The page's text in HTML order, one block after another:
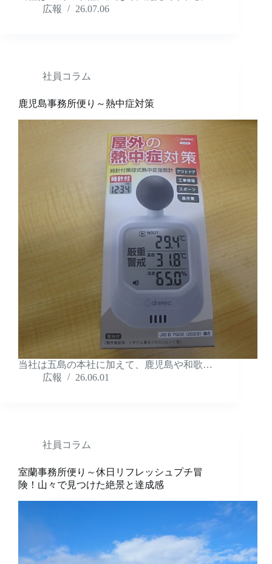
広報
26.07.06
社員コラム
鹿児島事務所便り～熱中症対策
当社は五島の本社に加えて、鹿児島や和歌…
広報
26.06.01
社員コラム
室蘭事務所便り～休日リフレッシュプチ冒
険！山々で見つけた絶景と達成感